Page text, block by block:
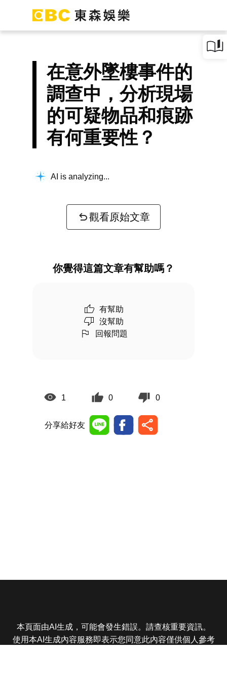
在意外墜樓事件的
調查中，分析現場
的可疑物品和痕跡
有何重要性？
AI is analyzing...
觀看原始文章
你覺得這篇文章有幫助嗎？
有幫助
沒幫助
回報問題
1 0 0
分享給好友
本頁面由AI生成，可能會發生錯誤。請查核重要資訊。
使用本AI生成內容服務即表示您同意此內容僅供個人參考